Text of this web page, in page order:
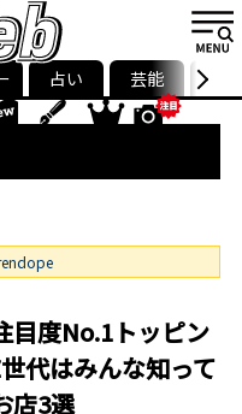
smart最新号
記事一覧ランキング
ストリ
占い 芸能 グル
目度No.1トッピン
代はみんな知って
店3選